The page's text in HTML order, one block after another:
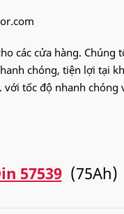
các cửa hàng. Chúng
chóng, tiện lợi tại
tốc độ nhanh chóng
57539(75Ah)